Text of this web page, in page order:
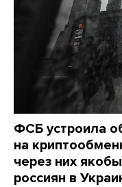
ФСБ устроила
на
через них
россиян в